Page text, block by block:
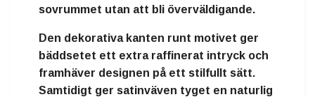
sovrummet utan att bli överväldigande.
Den dekorativa kanten runt motivet ger
bäddsetet ett extra raffinerat intryck och
framhäver designen på ett stilfullt sätt.
Samtidigt ger satinväven tyget en naturlig